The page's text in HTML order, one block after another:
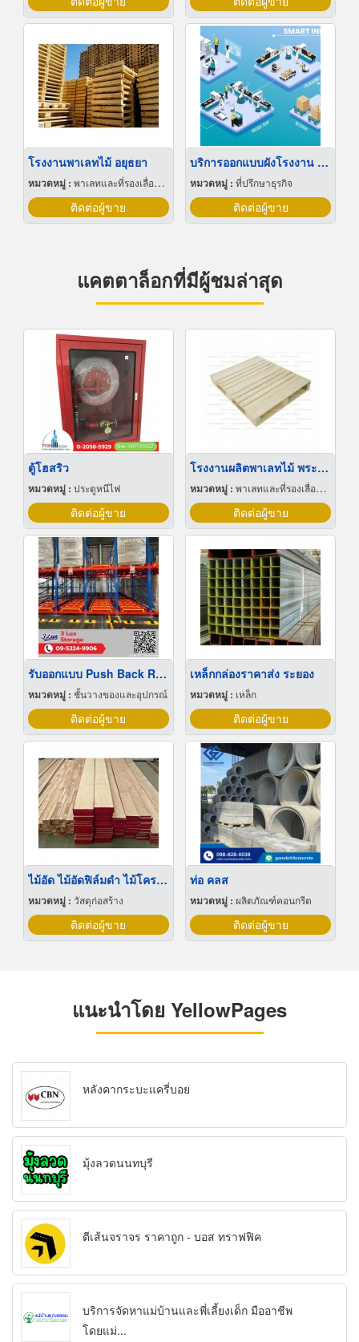
โรงงานพาเลทไม้ อยุธยา
หมวดหมู่ : พาเลทและที่รองเลื่อนกะบะ
ติดต่อผู้ขาย
บริการออกแบบผังโรงงาน Lay out
หมวดหมู่ : ที่ปรึกษาธุรกิจ
ติดต่อผู้ขาย
แคตตาล็อกที่มีผู้ชมล่าสุด
ตู้โฮสริว
หมวดหมู่ : ประตูหนีไฟ
ติดต่อผู้ขาย
โรงงานผลิตพาเลทไม้ พระราม2
หมวดหมู่ : พาเลทและที่รองเลื่อนกะบะ
ติดต่อผู้ขาย
รับออกแบบ Push Back Rack
หมวดหมู่ : ชั้นวางของและอุปกรณ์
ติดต่อผู้ขาย
เหล็กกล่องราคาส่ง ระยอง
หมวดหมู่ : เหล็ก
ติดต่อผู้ขาย
ไม้อัด ไม้อัดฟิล์มดำ ไม้โครง นนทบุรี
หมวดหมู่ : วัสดุก่อสร้าง
ติดต่อผู้ขาย
ท่อ คลส
หมวดหมู่ : ผลิตภัณฑ์คอนกรีต
ติดต่อผู้ขาย
แนะนำโดย YellowPages
หลังคากระบะแครี่บอย
มุ้งลวดนนทบุรี
ตีเส้นจราจร ราคาถูก - บอส ทราฟฟิค
บริการจัดหาแม่บ้านและพี่เลี้ยงเด็ก มืออาชีพ
โดยแม่...